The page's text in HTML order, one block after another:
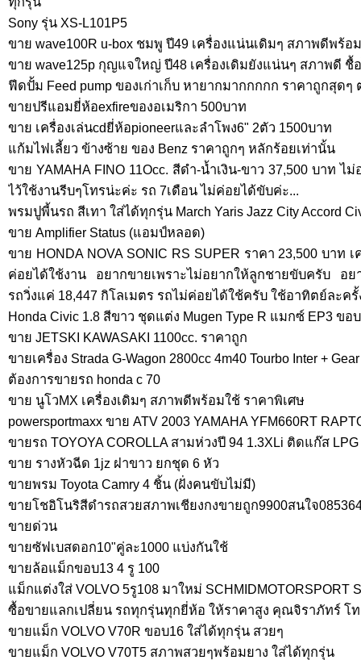
Sony รุ่น XS-L101P5
ขาย wave100R u-box ชมพู ปี49 เครื่องแน่นเดิมๆ สภาพดีพร้อ
ขาย wave125p กุญแจใหญ่ ปี48 เครื่องเดิมยังแน่นๆ สภาพดี ชื้
ฟีดปั้ม Feed pump ของเก่าเก็บ หายากมากกกกก ราคาถูกสุดๆ
ขายปรีแอมยี่ห้อexfireของอเมริกา 500บาท
ขาย เครื่องเล่นcdยี่ห้อpioneerและลำโพง6" 2ตัว 1500บาท
แก้มไฟเลี้ยว ข้างซ้าย ของ Benz ราคาถูกๆ หลักร้อยเท่านั้น
ขาย YAMAHA FINO 11Occ. สีดำ-น้ำเงิน-ขาว 37,500 บาท
ไว้ใช้งานรีบๆโทรน่ะค่ะ รถ 7เดือน ไม่ค่อยได้ขับค่ะ...
พรมปูพี้นรถ สีเทา ใส่ได้ทุกรุ่น March Yaris Jazz City Accord
ขาย Amplifier Status (แอมป์หลอด)
ขาย HONDA NOVA SONIC RS SUPER ราคา 23,500 บาท
ค่อยได้ใช้งาน อยากขายเพราะไม่อยากให้ลูกชายขับครับ อย
รถวิ่งแค่ 18,447 กิโลเมตร รถไม่ค่อยได้ใช้ครับ ใช้อาทิตย์ละครั้
Honda Civic 1.8 สีขาว ชุดแต่ง Mugen Type R แมกซ์ EP3 ขอ
ขาย JETSKI KAWASAKI 1100cc. ราคาถูก
ขายเครื่อง Strada G-Wagon 2800cc 4m40 Tourbo Inter +
ต้องการขายรถ honda c 70
ขาย นูโวMX เครื่องเดิมๆ สภาพดีพร้อมใช้ ราคาพิเศษ
powersportmaxx ขาย ATV 2003 YAMAHA YFM660RT
ขายรถ TOYOYA COROLLA สามห่วงปี 94 1.3XLi ติดแก๊ส
ขาย รางหัวฉีด 1jz ฝาขาว ยกชุด 6 หัว
ขายพรม Toyota Camry 4 ชิ้น (ฝั่งคนขับไม่มี)
ขายโชอิโนริสีดำรถสวยสภาพเชียงกงขายถูก9900สนใจ
ขายด่วน
ขายซัฟเบสดอก10"คู่ละ1000 แบ่งกันใช้
ขายล้อแม็กขอบ13 4 รู 100
แม็กแต่งใส่ VOLVO 5รู108 มาใหม่ SCHMIDMOTORSPORT
ซื้อขายแลกเปลี่ยน รถทุกรุ่นทุกยี่ห้อ ให้ราคาสูง คุณจิราภัทร์ โท
ขายแม็ก VOLVO V70R ขอบ16 ใส่ได้ทุกรุ่น สวยๆ
ขายแม็ก VOLVO V70T5 สภาพสวยๆพร้อมยาง ใส่ได้ทุกรุ่น